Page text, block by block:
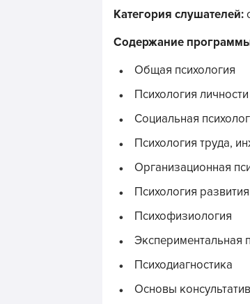
Категория слушателей:
Содержание
Общая психология
Психология личности
Социальная
Психология труда,
Организационная
Психология
Психофизиология
Экспериментальная
Психодиагностика
Основы